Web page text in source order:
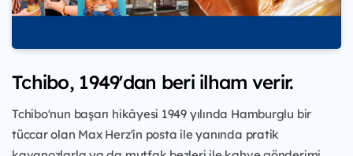
Tchibo, 1949'dan beri ilham verir.
Tchibo'nun başarı hikâyesi 1949 yılında Hamburglu bir
tüccar olan Max Herz'in posta ile yanında pratik